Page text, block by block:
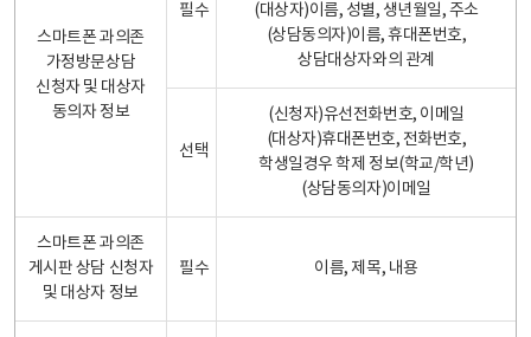
스마트폰 과의존
가정방문상담
신청자 및 대상자
동의자 정보
필수
(대상자)이름, 성별, 생년월일, 주소
(상담동의자)이름, 휴대폰번호,
상담대상자와의 관계
선택
(신청자)유선전화번호, 이메일
(대상자)휴대폰번호, 전화번호,
학생일경우 학제 정보(학교/학년)
(상담동의자)이메일
스마트폰 과의존
게시판 상담 신청자
및 대상자 정보
필수 이름, 제목, 내용